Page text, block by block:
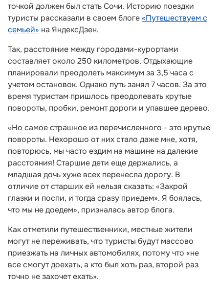
точкой должен был стать Сочи. Историю поездки
туристы рассказали в своем блоге«Путешествуем с
семьей» на ЯндексДзен.
Так, расстояние между городами-курортами
составляет около 250 километров. Отдыхающие
планировали преодолеть максимум за 3,5 часа с
учетом остановок. Однако путь занял 7 часов. За это
время туристам пришлось преодолевать крутые
повороты, пробки, ремонт дороги и упавшее дерево.
«Но самое страшное из перечисленного - это крутые
повороты. Нехорошо от них стало даже мне, хотя,
повторюсь, мы часто ездим на машине на далекие
расстояния! Старшие дети еще держались, а
младшая дочь хуже всех перенесла дорогу. В
отличие от старших ей нельзя сказать: «Закрой
глазки и поспи, и тогда сразу приедем». Я боялась,
что мы не доедем», призналась автор блога.
Как отметили путешественники, местные жители
могут не переживать, что туристы будут массово
приезжать на личных автомобилях, потому что «не
все смогут доехать, а кто был хоть раз, второй раз
точно не захочет ехать».